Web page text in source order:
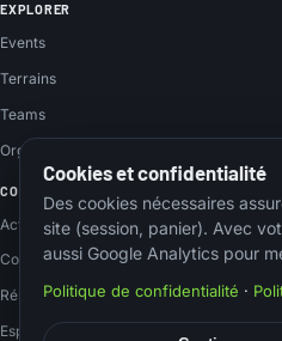
EXPLORER
Events
Terrains
Teams
Organisateurs
COMMUNAUTÉ
Actus
Contact
Réseaux sociaux
Espace membre
Cookies et confidentialité
Des cookies nécessaires
site (session, panier). Avec
aussi Google Analytics pour
Politique de confidentialité ·